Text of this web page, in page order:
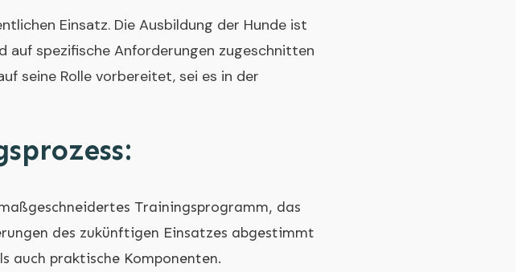
Einsatz. Die Ausbildung der Hunde ist
auf spezifische Anforderungen zugeschnitten
seine Rolle vorbereitet, sei es in der
Trainingsprogramm, das
des zukünftigen Einsatzes abgestimmt
auch praktische Komponenten.